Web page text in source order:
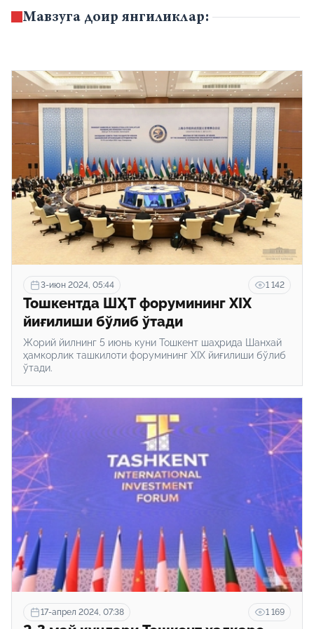
Мавзуга доир янгиликлар:
3-июн 2024, 05:44 1 142
Тошкентда ШҲТ форумининг XIX
йиғилиши бўлиб ўтади
Жорий йилнинг 5 июнь куни Тошкент шаҳрида Шанхай
ҳамкорлик ташкилоти форумининг XIX йиғилиши бўлиб
ўтади.
17-апрел 2024, 07:38 1 169